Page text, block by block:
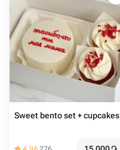
Sweet bento set + cupcakes